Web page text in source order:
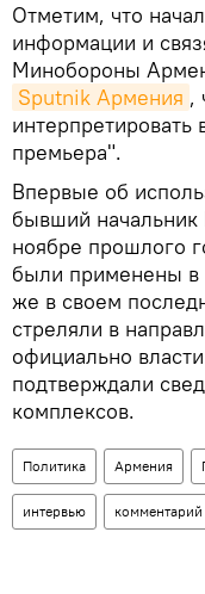
Отметим, что
информации и
Минобороны
Sputnik Армения ,
интерпретировать
премьера".
Впервые об
бывший
ноябре прошлого
были применены в
же в своем
стреляли в
официально
подтверждали
комплексов.
Политика Армения
интервью комментарий